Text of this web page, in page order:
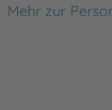
Mehr zur
Angelika